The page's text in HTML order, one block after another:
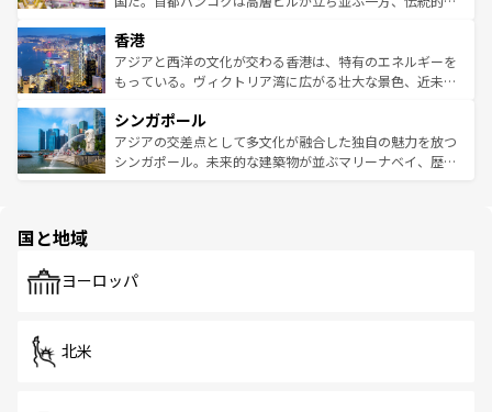
とつ。フォーやバインミー、ベトナムコーヒーなどは、ぜ
ひ現地で味わいたい。どの地域を訪れてもあたたかい人々
が旅行者を迎えてくれるので、きっと忘れられない旅にな
参照してほしい。
の活気が交差している。北部ではチェンマイなどの山岳地
帯で自然と触れ合い、南部ではプーケットやクラビの美し
いビーチでリゾート気分を楽しむことができる。タイ料理
激する。気候は一年中温暖で、どの季節にも異なる楽しみ
が待っている。親しみやすいタイの人々、仏教を中心とし
た文化、そして多様な観光資源が、訪れる旅人を魅了し続
香港
アジアと西洋の文化が交わる香港は、特有のエネルギーを
もっている。ヴィクトリア湾に広がる壮大な景色、近未来
み、どこを訪れても感動するはず。観光スポットが密集し
ており、効率よく見どころを回れるのも魅力。息をのむよ
うな絶景から文化的な体験まで、香港を存分に楽しみ尽く
シンガポール
アジアの交差点として多文化が融合した独自の魅力を放つ
シンガポール。未来的な建築物が並ぶマリーナベイ、歴史
で、ホーカーズは地元の風情を楽しめる外せないスポット
国と地域
ヨーロッパ
北米